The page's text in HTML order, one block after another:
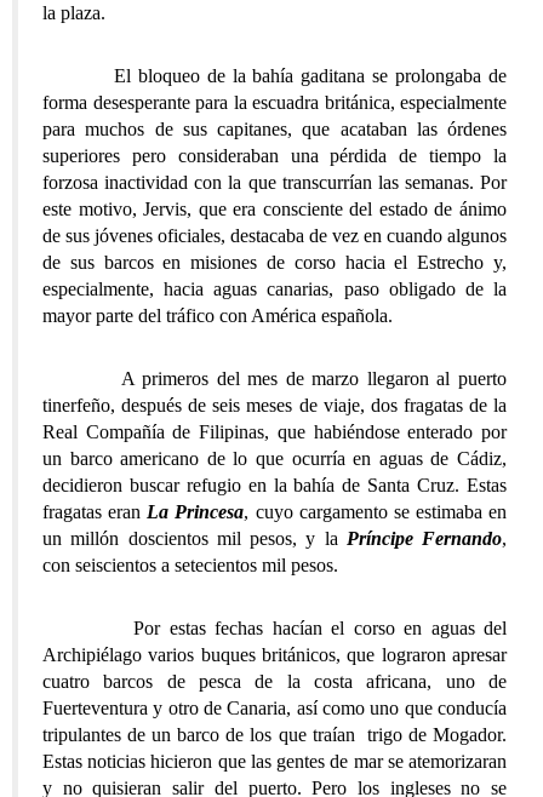
la plaza.
El bloqueo de la bahía gaditana se prolongaba de
forma desesperante para la escuadra británica, especialmente
para muchos de sus capitanes, que acataban las órdenes
superiores pero consideraban una pérdida de tiempo la
forzosa inactividad con la que transcurrían las semanas. Por
este motivo, Jervis, que era consciente del estado de ánimo
de sus jóvenes oficiales, destacaba de vez en cuando algunos
de sus barcos en misiones de corso hacia el Estrecho y,
especialmente, hacia aguas canarias, paso obligado de la
mayor parte del tráfico con América española.
A primeros del mes de marzo llegaron al puerto
tinerfeño, después de seis meses de viaje, dos fragatas de la
Real Compañía de Filipinas, que habiéndose enterado por
un barco americano de lo que ocurría en aguas de Cádiz,
decidieron buscar refugio en la bahía de Santa Cruz. Estas
fragatas eran La Princesa, cuyo cargamento se estimaba en
un millón doscientos mil pesos, y la Príncipe Fernando,
con seiscientos a setecientos mil pesos.
Por estas fechas hacían el corso en aguas del
Archipiélago varios buques británicos, que lograron apresar
cuatro barcos de pesca de la costa africana, uno de
Fuerteventura y otro de Canaria, así como uno que conducía
tripulantes de un barco de los que traían trigo de Mogador.
Estas noticias hicieron que las gentes de mar se atemorizaran
y no quisieran salir del puerto. Pero los ingleses no se